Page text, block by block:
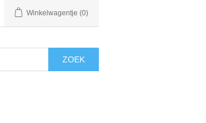
Winkelwagentje (0)
ZOEK